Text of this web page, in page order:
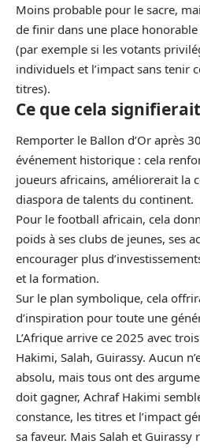
Moins probable pour le sacre,
de finir dans une place honorable
(par exemple si les votants
individuels et l’impact sans tenir
titres).
Ce que cela
Remporter le Ballon d’Or après
événement historique : cela
joueurs africains, améliorerait la
diaspora de talents du continent.
Pour le football africain, cela
poids à ses clubs de jeunes, ses
encourager plus
et la formation.
Sur le plan symbolique, cela
d’inspiration pour toute une
L’Afrique arrive ce 2025 avec
Hakimi, Salah, Guirassy. Aucun
absolu, mais tous ont des
doit gagner, Achraf Hakimi
constance, les titres et l’impact
sa faveur. Mais Salah et